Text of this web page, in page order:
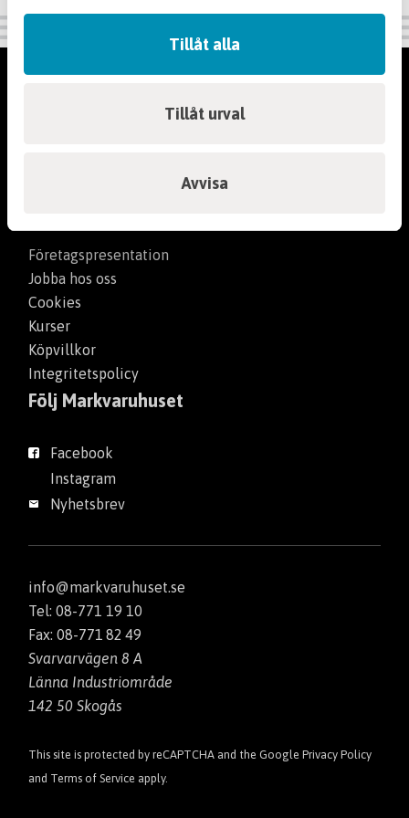
Tillåt alla
Tillåt urval
Avvisa
Kundservice
Företagspresentation
Jobba hos oss
Cookies
Kurser
Köpvillkor
Integritetspolicy
Följ Markvaruhuset
Facebook
Instagram
Nyhetsbrev
info@markvaruhuset.se
Tel: 08-771 19 10
Fax: 08-771 82 49
Svarvarvägen 8 A
Länna Industriområde
142 50 Skogås
This site is protected by reCAPTCHA and the Google Privacy Policy
and Terms of Service apply.